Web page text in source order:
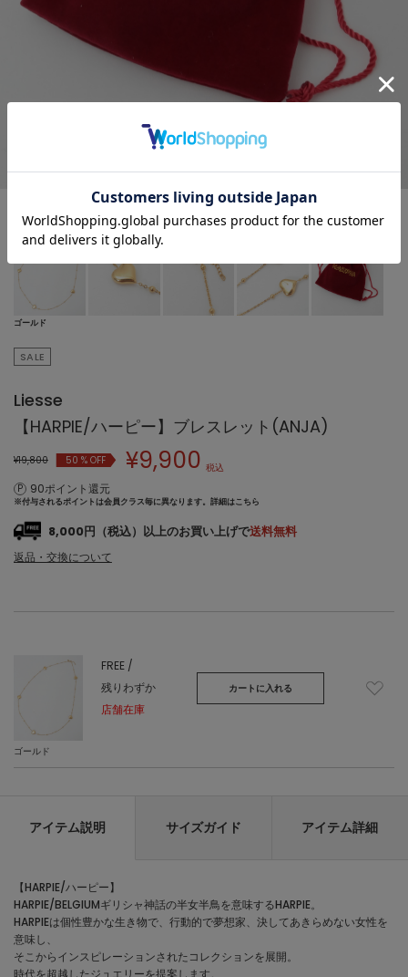
ゴールド
SALE
Liesse
【HARPIE/ハーピー】ブレスレット(ANJA)
¥19,800 50% OFF ¥9,900 税込
90ポイント還元
※付与されるポイントは会員クラス毎に異なります。 詳細はこちら
8,000円（税込）以上のお買い上げで送料無料
返品・交換について
ゴールド
FREE /
残りわずか
店舗在庫
カートに入れる
アイテム説明 サイズガイド アイテム詳細
【HARPIE/ハーピー】
HARPIE/BELGIUMギリシャ神話の半女半鳥を意味するHARPIE。
HARPIEは個性豊かな生き物で、行動的で夢想家、決してあきらめない女性を
意味し、
そこからインスピレーションされたコレクションを展開。